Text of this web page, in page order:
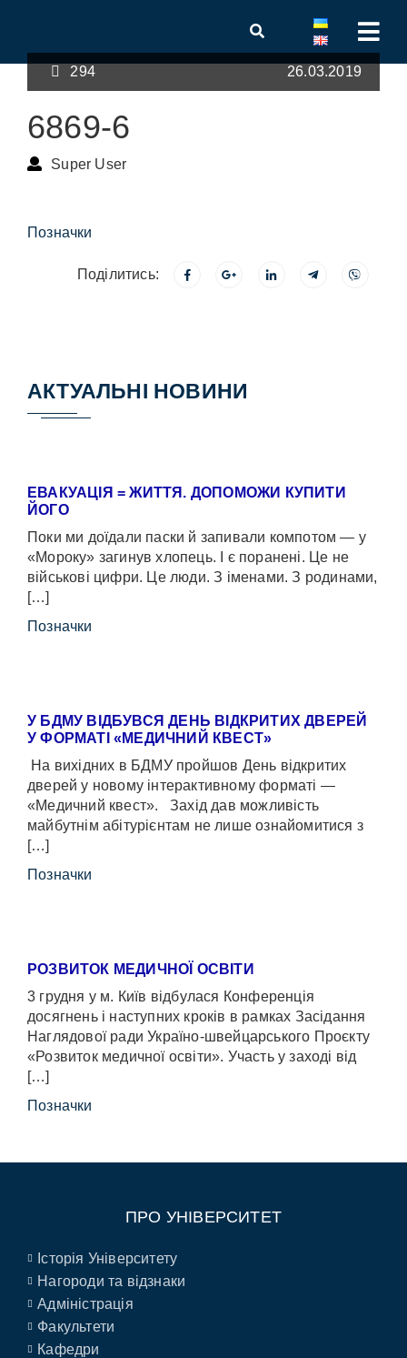
294 26.03.2019
6869-6
Super User
Позначки
Поділитись:
АКТУАЛЬНІ НОВИНИ
ЕВАКУАЦІЯ = ЖИТТЯ. ДОПОМОЖИ КУПИТИ
ЙОГО
Поки ми доїдали паски й запивали компотом — у
«Мороку» загинув хлопець. І є поранені. Це не
військові цифри. Це люди. З іменами. З родинами,
[…]
Позначки
У БДМУ ВІДБУВСЯ ДЕНЬ ВІДКРИТИХ ДВЕРЕЙ
У ФОРМАТІ «МЕДИЧНИЙ КВЕСТ»
На вихідних в БДМУ пройшов День відкритих
дверей у новому інтерактивному форматі —
«Медичний квест». Захід дав можливість
майбутнім абітурієнтам не лише ознайомитися з
[…]
Позначки
РОЗВИТОК МЕДИЧНОЇ ОСВІТИ
3 грудня у м. Київ відбулася Конференція
досягнень і наступних кроків в рамках Засідання
Наглядової ради Україно-швейцарського Проєкту
«Розвиток медичної освіти». Участь у заході від
[…]
Позначки
ПРО УНІВЕРСИТЕТ
Історія Університету
Нагороди та відзнаки
Адміністрація
Факультети
Кафедри